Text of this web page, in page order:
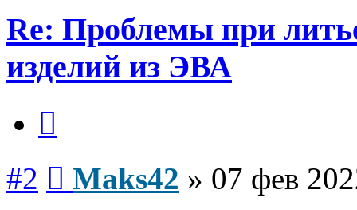
Re: Проблемы при
изделий из ЭВА
#2 Maks42 » 07 фев